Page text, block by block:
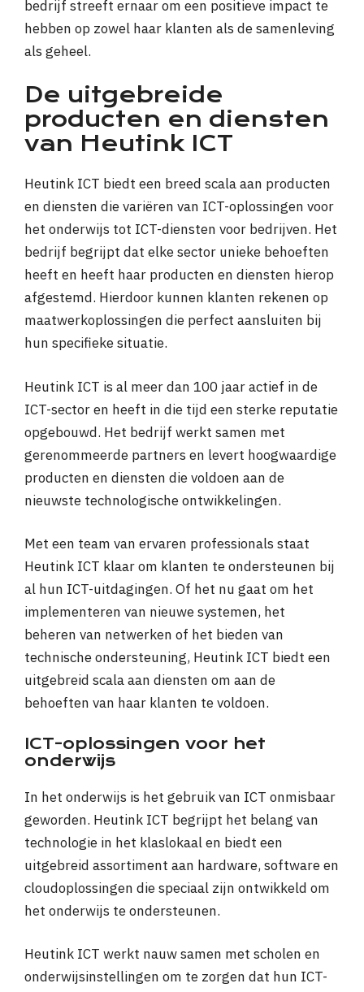
bedrijf streeft ernaar om een positieve impact te
hebben op zowel haar klanten als de samenleving
als geheel.
De uitgebreide
producten en diensten
van Heutink ICT
Heutink ICT biedt een breed scala aan producten
en diensten die variëren van ICT-oplossingen voor
het onderwijs tot ICT-diensten voor bedrijven. Het
bedrijf begrijpt dat elke sector unieke behoeften
heeft en heeft haar producten en diensten hierop
afgestemd. Hierdoor kunnen klanten rekenen op
maatwerkoplossingen die perfect aansluiten bij
hun specifieke situatie.
Heutink ICT is al meer dan 100 jaar actief in de
ICT-sector en heeft in die tijd een sterke reputatie
opgebouwd. Het bedrijf werkt samen met
gerenommeerde partners en levert hoogwaardige
producten en diensten die voldoen aan de
nieuwste technologische ontwikkelingen.
Met een team van ervaren professionals staat
Heutink ICT klaar om klanten te ondersteunen bij
al hun ICT-uitdagingen. Of het nu gaat om het
implementeren van nieuwe systemen, het
beheren van netwerken of het bieden van
technische ondersteuning, Heutink ICT biedt een
uitgebreid scala aan diensten om aan de
behoeften van haar klanten te voldoen.
ICT-oplossingen voor het
onderwijs
In het onderwijs is het gebruik van ICT onmisbaar
geworden. Heutink ICT begrijpt het belang van
technologie in het klaslokaal en biedt een
uitgebreid assortiment aan hardware, software en
cloudoplossingen die speciaal zijn ontwikkeld om
het onderwijs te ondersteunen.
Heutink ICT werkt nauw samen met scholen en
onderwijsinstellingen om te zorgen dat hun ICT-